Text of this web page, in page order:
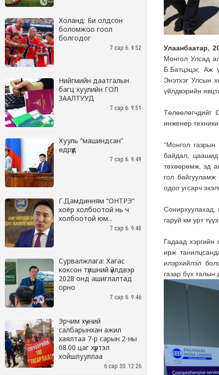
Холанд: Би олдсон
боломжоо гоол
болгодог
7 сар 6. 9:52
Нийгмийн даатгалын
багц хуулийн ГОЛ
ЗААЛТУУД
7 сар 6. 9:51
Хууль “машиндсан”
өдрүүд
7 сар 6. 9:49
Г.Дамдинням “ОНТРЭ“
хоёр холбоотой нь ч
холбоотой юм...
7 сар 6. 9:48
Сурвалжлага: Хагас
коксон түлшний үйлдвэр
2028 онд ашиглалтад
орно
7 сар 6. 9:46
Эрчим хүчний
салбарынхан ажил
хаялтаа 7-р сарын 2-ны
08.00 цаг хүртэл
хойшлууллаа
6 сар 30. 12:26